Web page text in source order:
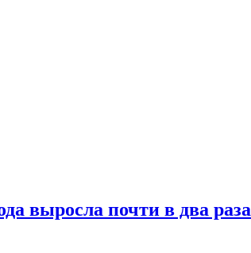
выросла почти в два раза